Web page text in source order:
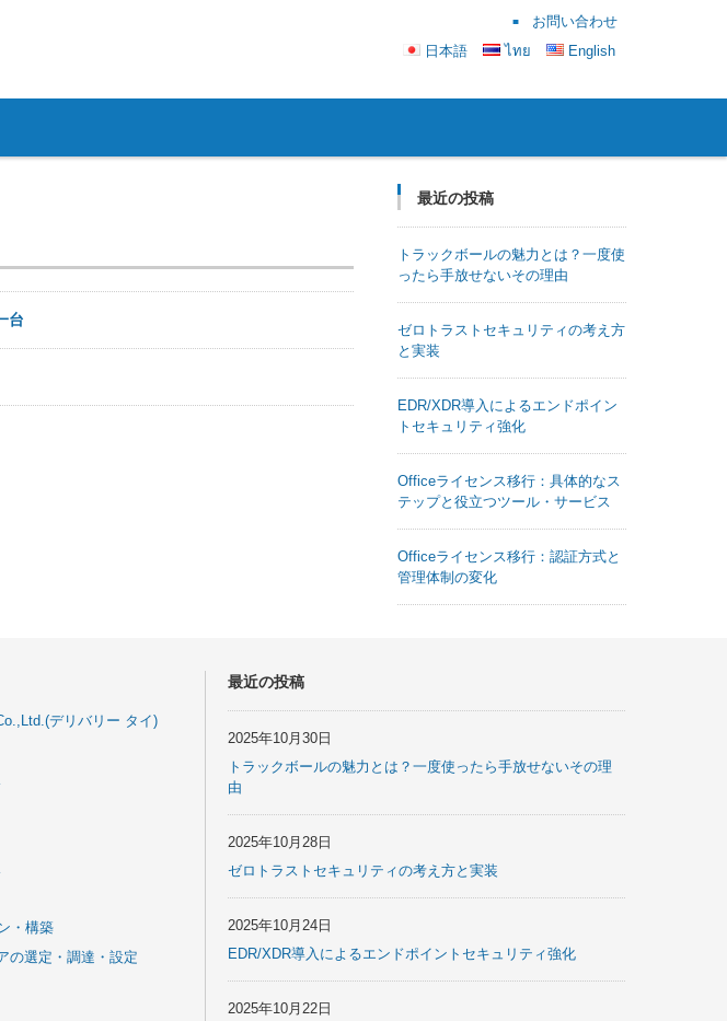
お問い合わせ
日本語
ไทย English
台
最近の投稿
トラックボールの魅力とは？一度使
ったら手放せないその理由
ゼロトラストセキュリティの考え方
と実装
EDR/XDR導入によるエンドポイン
トセキュリティ強化
Officeライセンス移行：具体的なス
テップと役立つツール・サービス
Officeライセンス移行：認証方式と
管理体制の変化
デリバリー タイ)
・構築
の選定・調達・設定
最近の投稿
2025年10月30日
トラックボールの魅力とは？一度使ったら手放せないその理
由
2025年10月28日
ゼロトラストセキュリティの考え方と実装
2025年10月24日
EDR/XDR導入によるエンドポイントセキュリティ強化
2025年10月22日